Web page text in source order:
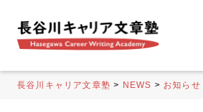
長谷川キャリア文章塾 > NEWS > お知らせ